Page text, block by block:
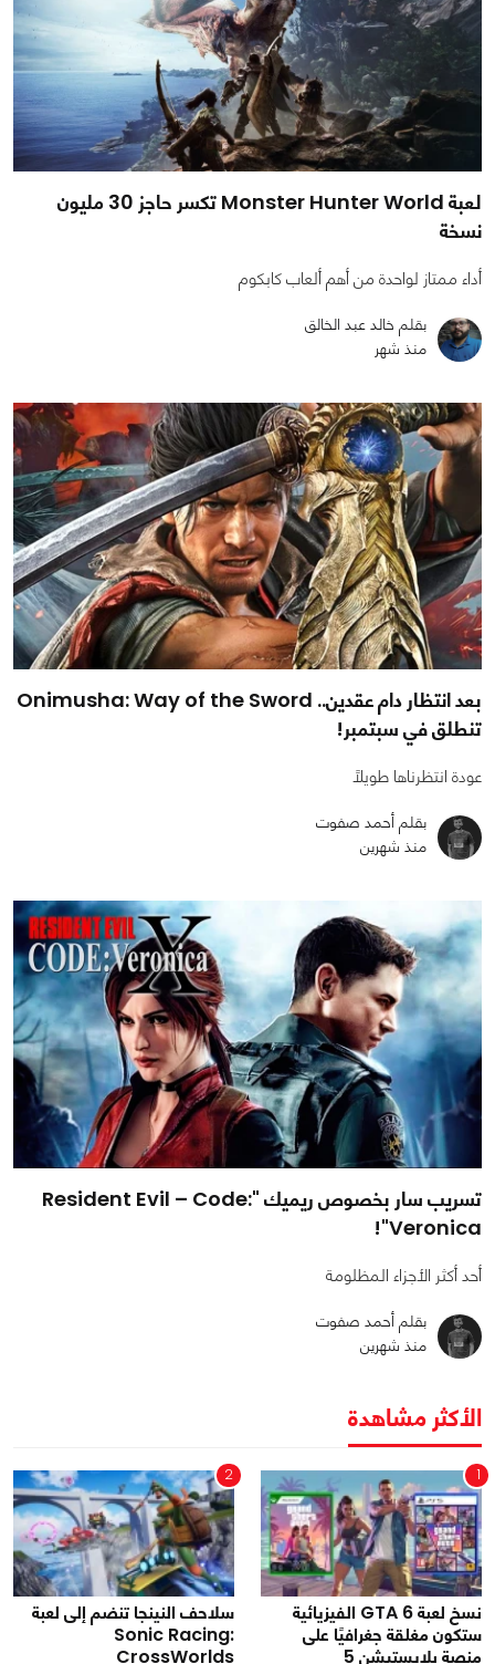
لعبة Monster Hunter World تكسر حاجز 30 مليون
نسخة
أداء ممتاز لواحدة من أهم ألعاب كابكوم
بقلم خالد عبد الخالق
منذ شهر
بعد انتظار دام عقدين.. Onimusha: Way of the Sword
تنطلق في سبتمبر!
عودة انتظرناها طويلًا
بقلم أحمد صفوت
منذ شهرين
تسريب سار بخصوص ريميك "Resident Evil – Code:
Veronica"!
أحد أكثر الأجزاء المظلومة
بقلم أحمد صفوت
منذ شهرين
الأكثر مشاهدة
1
نسخ لعبة GTA 6 الفيزيائية
ستكون مغلقة جغرافيًا على
منصة بلايستيشن 5
2
سلاحف النينجا تنضم إلى لعبة
Sonic Racing:
CrossWorlds